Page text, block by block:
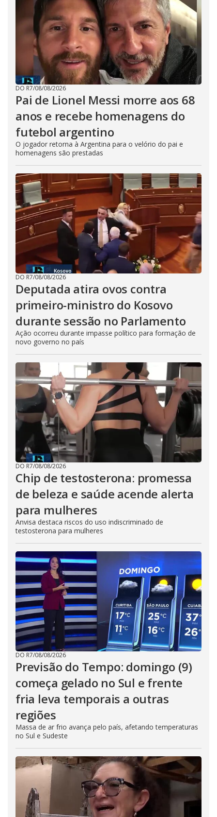
DO R7/08/08/2026
Pai de Lionel Messi morre aos 68
anos e recebe homenagens do
futebol argentino
O jogador retorna à Argentina para o velório do pai e
homenagens são prestadas
DO R7/08/08/2026
Deputada atira ovos contra
primeiro-ministro do Kosovo
durante sessão no Parlamento
Ação ocorreu durante impasse político para formação de
novo governo no país
DO R7/08/08/2026
Chip de testosterona: promessa
de beleza e saúde acende alerta
para mulheres
Anvisa destaca riscos do uso indiscriminado de
testosterona para mulheres
DO R7/08/08/2026
Previsão do Tempo: domingo (9)
começa gelado no Sul e frente
fria leva temporais a outras
regiões
Massa de ar frio avança pelo país, afetando temperaturas
no Sul e Sudeste